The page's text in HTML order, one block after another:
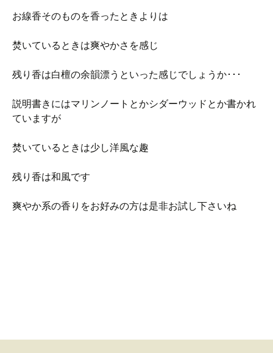
お線香そのものを香ったときよりは
焚いているときは爽やかさを感じ
残り香は白檀の余韻漂うといった感じでしょうか･･･
説明書きにはマリンノートとかシダーウッドとか書かれ
ていますが
焚いているときは少し洋風な趣
残り香は和風です
爽やか系の香りをお好みの方は是非お試し下さいね